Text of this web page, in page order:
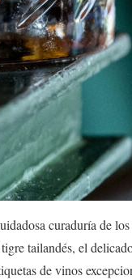
curaduría de
tailandés, el
de vinos